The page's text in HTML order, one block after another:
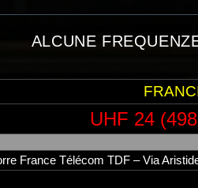
ALCUNE
UHF 24
France Télécom TDF – Via